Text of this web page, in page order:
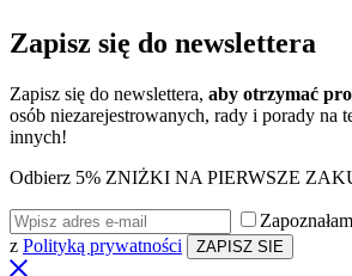
Zapisz się do newslettera
Zapisz się do newslettera, aby otrzymać
osób niezarejestrowanych, rady i porady na
innych!
Odbierz 5% ZNIŻKI NA PIERWSZE
z Polityką prywatności